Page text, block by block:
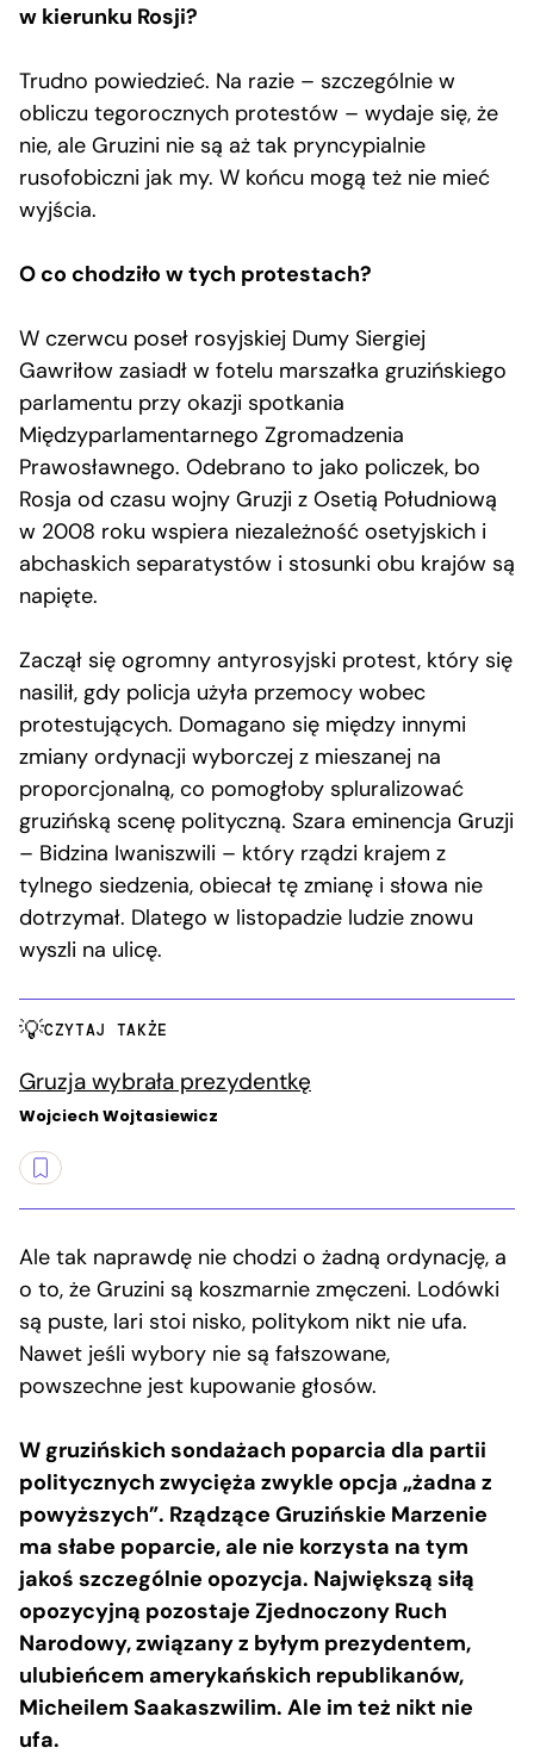
w kierunku Rosji?
Trudno powiedzieć. Na razie – szczególnie w
obliczu tegorocznych protestów – wydaje się, że
nie, ale Gruzini nie są aż tak pryncypialnie
rusofobiczni jak my. W końcu mogą też nie mieć
wyjścia.
O co chodziło w tych protestach?
W czerwcu poseł rosyjskiej Dumy Siergiej
Gawriłow zasiadł w fotelu marszałka gruzińskiego
parlamentu przy okazji spotkania
Międzyparlamentarnego Zgromadzenia
Prawosławnego. Odebrano to jako policzek, bo
Rosja od czasu wojny Gruzji z Osetią Południową
w 2008 roku wspiera niezależność osetyjskich i
abchaskich separatystów i stosunki obu krajów są
napięte.
Zaczął się ogromny antyrosyjski protest, który się
nasilił, gdy policja użyła przemocy wobec
protestujących. Domagano się między innymi
zmiany ordynacji wyborczej z mieszanej na
proporcjonalną, co pomogłoby spluralizować
gruzińską scenę polityczną. Szara eminencja Gruzji
– Bidzina Iwaniszwili – który rządzi krajem z
tylnego siedzenia, obiecał tę zmianę i słowa nie
dotrzymał. Dlatego w listopadzie ludzie znowu
wyszli na ulicę.
CZYTAJ TAKŻE
Gruzja wybrała prezydentkę
Wojciech Wojtasiewicz
Ale tak naprawdę nie chodzi o żadną ordynację, a
o to, że Gruzini są koszmarnie zmęczeni. Lodówki
są puste, lari stoi nisko, politykom nikt nie ufa.
Nawet jeśli wybory nie są fałszowane,
powszechne jest kupowanie głosów.
W gruzińskich sondażach poparcia dla partii
politycznych zwycięża zwykle opcja „żadna z
powyższych”. Rządzące Gruzińskie Marzenie
ma słabe poparcie, ale nie korzysta na tym
jakoś szczególnie opozycja. Największą siłą
opozycyjną pozostaje Zjednoczony Ruch
Narodowy, związany z byłym prezydentem,
ulubieńcem amerykańskich republikanów,
Micheilem Saakaszwilim. Ale im też nikt nie
ufa.